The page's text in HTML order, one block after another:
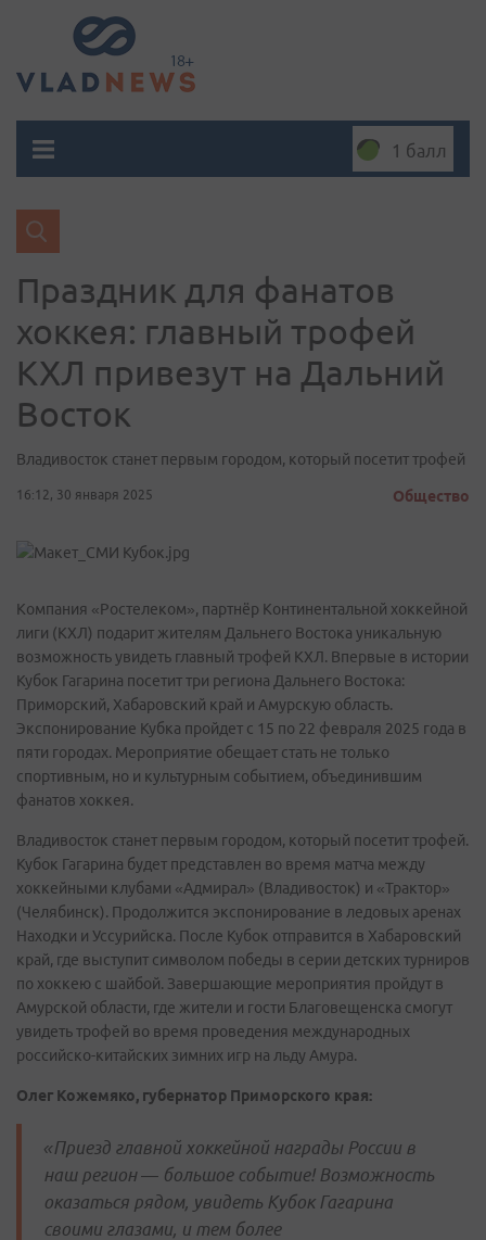
1 балл
Праздник для фанатов
хоккея: главный трофей
КХЛ привезут на Дальний
Восток
Владивосток станет первым городом, который посетит трофей
16:12, 30 января 2025 Общество
Компания «Ростелеком», партнёр Континентальной хоккейной
лиги (КХЛ) подарит жителям Дальнего Востока уникальную
возможность увидеть главный трофей КХЛ. Впервые в истории
Кубок Гагарина посетит три региона Дальнего Востока:
Приморский, Хабаровский край и Амурскую область.
Экспонирование Кубка пройдет с 15 по 22 февраля 2025 года в
пяти городах. Мероприятие обещает стать не только
спортивным, но и культурным событием, объединившим
фанатов хоккея.
Владивосток станет первым городом, который посетит трофей.
Кубок Гагарина будет представлен во время матча между
хоккейными клубами «Адмирал» (Владивосток) и «Трактор»
(Челябинск). Продолжится экспонирование в ледовых аренах
Находки и Уссурийска. После Кубок отправится в Хабаровский
край, где выступит символом победы в серии детских турниров
по хоккею с шайбой. Завершающие мероприятия пройдут в
Амурской области, где жители и гости Благовещенска смогут
увидеть трофей во время проведения международных
российско-китайских зимних игр на льду Амура.
Олег Кожемяко, губернатор Приморского края:
«Приезд главной хоккейной награды России в
наш регион — большое событие! Возможность
оказаться рядом, увидеть Кубок Гагарина
своими глазами, и тем более